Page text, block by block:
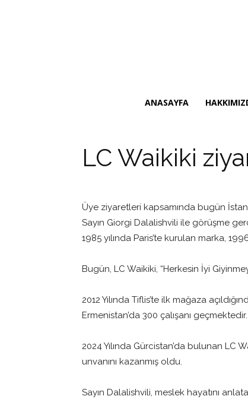
ANASAYFA
LC Waikiki
Üye ziyaretleri kapsamında bugün
Sayın Giorgi Dalalishvili ile görüşme
1985 yılında Paris’te kurulan marka,
Bugün, LC Waikiki, “Herkesin İyi
2012 Yılında Tiflis’te ilk mağaza
Ermenistan’da 300 çalışanı geçmektedir.
2024 Yılında Gürcistan’da bulunan LC
unvanını kazanmış oldu.
Sayın Dalalishvili, meslek hayatını